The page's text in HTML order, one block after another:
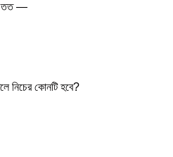
তত —
নিচের কোনটি হবে?